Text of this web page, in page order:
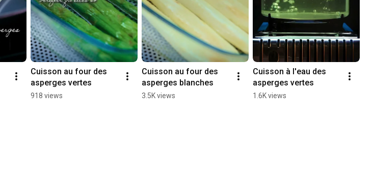
Cuisson au four des
asperges vertes
918 views
Cuisson au four des
asperges blanches
3.5K views
Cuisson à l'eau des
asperges vertes
1.6K views